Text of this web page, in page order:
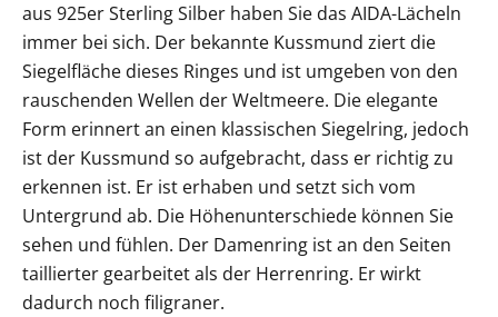
aus 925er Sterling Silber haben Sie das AIDA-Lächeln
immer bei sich. Der bekannte Kussmund ziert die
Siegelfläche dieses Ringes und ist umgeben von den
rauschenden Wellen der Weltmeere. Die elegante
Form erinnert an einen klassischen Siegelring, jedoch
ist der Kussmund so aufgebracht, dass er richtig zu
erkennen ist. Er ist erhaben und setzt sich vom
Untergrund ab. Die Höhenunterschiede können Sie
sehen und fühlen. Der Damenring ist an den Seiten
taillierter gearbeitet als der Herrenring. Er wirkt
dadurch noch filigraner.